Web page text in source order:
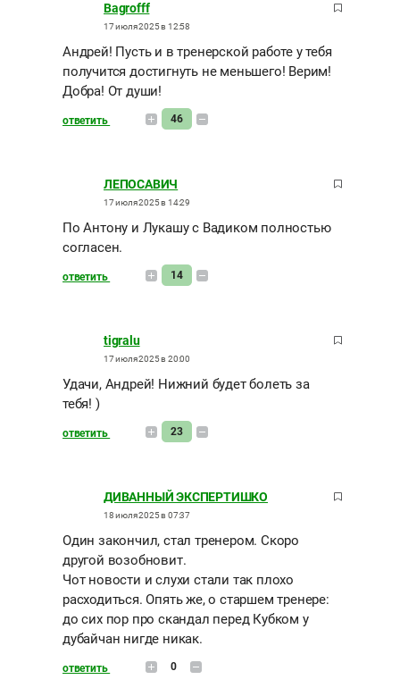
Bagrofff
17 июля 2025 в 12:58
Андрей! Пусть и в тренерской работе у тебя
получится достигнуть не меньшего! Верим!
Добра! От души!
ответить 46
ЛЕПОСАВИЧ
17 июля 2025 в 14:29
По Антону и Лукашу с Вадиком полностью
согласен.
ответить 14
tigralu
17 июля 2025 в 20:00
Удачи, Андрей! Нижний будет болеть за
тебя! )
ответить 23
ДИВАННЫЙ ЭКСПЕРТИШКО
18 июля 2025 в 07:37
Один закончил, стал тренером. Скоро
другой возобновит.
Чот новости и слухи стали так плохо
расходиться. Опять же, о старшем тренере:
до сих пор про скандал перед Кубком у
дубайчан нигде никак.
ответить 0